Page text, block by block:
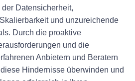
Datensicherheit,
und unzureichende
Durch die proaktive
und die
Anbietern und Beratern
Hindernisse überwinden und